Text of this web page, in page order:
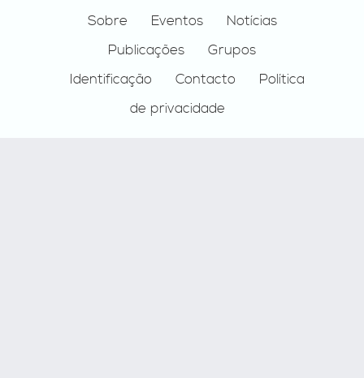
Sobre Eventos
Notícias
Publicações
Grupos
Identificação
Contacto
Política
de privacidade